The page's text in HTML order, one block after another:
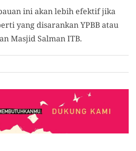
ini akan lebih efektif jika
yang disarankan YPBB atau
Masjid Salman ITB.